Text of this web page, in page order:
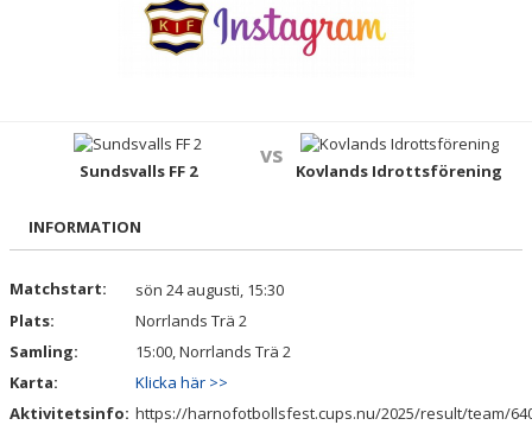
BILDGALLERI
KONTAKT
Sundsvalls FF 2
vs
Kovlands Idrottsförening
INFORMATION
Matchstart:
sön 24 augusti, 15:30
Plats:
Norrlands Trä 2
Samling:
15:00, Norrlands Trä 2
Karta:
Klicka här >>
Aktivitetsinfo: https://harnofotbollsfest.cups.nu/2025/result/team/